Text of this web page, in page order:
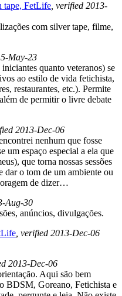
tape, FetLife , verified 2013-
com silver tape, filme,
May-23
quanto veteranos) se
ao estilo de vida fetichista,
restaurantes, etc.). Permite
de permitir o livre debate
2013-Dec-06
nenhum que fosse
um espaço especial a ela que
que torna nossas sessões
dar o tom de um ambiente ou
de dizer…
Aug-30
anúncios, divulgações.
, verified 2013-Dec-06
2013-Dec-06
Aqui são bem
BDSM, Goreano, Fetichista e